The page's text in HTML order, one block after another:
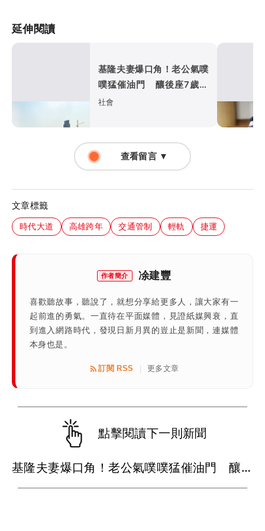
延伸閱讀
基隆夫妻爆口角！老公氣噗
噗猛催油門 釀後座7歲兒
慘摔送醫
社會
查看留言 ▼
文章標籤
時代大道 高雄跨年 交通管制 輕軌 捷運
作者簡介 凃建豐
喜歡聽故事，聽說了，就想分享給更多人，讓大家有一
起前進的勇氣。一直待在平面媒體，見證紙媒興衰，直
到進入網路時代，發現日新月異的豈止是新聞，連媒體
本身也是。
訂閱 RSS | 更多文章
點擊閱讀下一則新聞
基隆夫妻爆口角！老公氣噗噗猛催油門 釀後座7歲兒慘摔送醫